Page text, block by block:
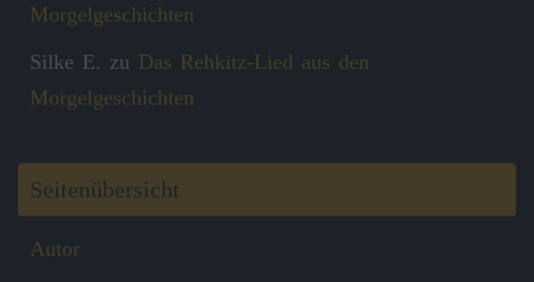
Morgelgeschichten
Silke E. zu Das Rehkitz-Lied aus den
Morgelgeschichten
Seitenübersicht
Autor